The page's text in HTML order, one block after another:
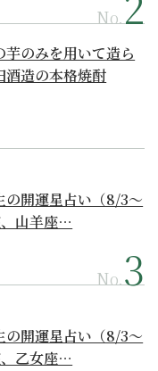
No.
芋のみを用いて造ら
酒造の本格焼酎
の開運星占い（8/3～
山羊座…
No.
の開運星占い（8/3～
乙女座…